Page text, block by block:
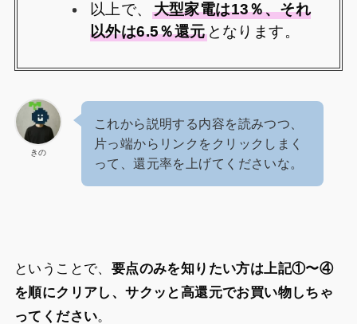
以上で、 大型家電は13％、それ
以外は6.5％還元となります。
きの
これから説明する内容を読みつつ、
片っ端からリンクをクリックしまく
って、還元率を上げてくださいな。
ということで、 要点のみを知りたい方は上記①〜④
を順にクリアし、サクッと高還元でお買い物しちゃ
ってください。